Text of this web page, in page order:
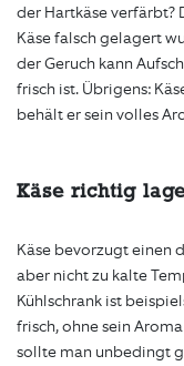
der Hartkäse verfärbt?
Käse falsch gelagert
der Geruch kann
frisch ist. Übrigens:
behält er sein volles
Käse richtig
Käse bevorzugt einen
aber nicht zu kalte
Kühlschrank ist
frisch, ohne sein
sollte man unbedingt